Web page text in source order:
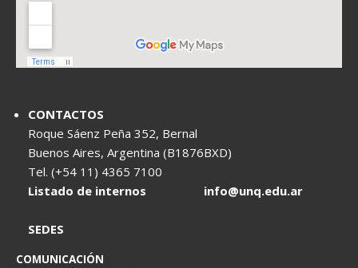
CONTACTOS
Roque Sáenz Peña 352, Bernal
Buenos Aires, Argentina (B1876BXD)
Tel. (+54 11) 4365 7100
Listado de internos
info@unq.edu.ar
SEDES
COMUNICACIÓN